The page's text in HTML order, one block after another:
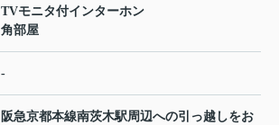
TVモニタ付インターホン
角部屋
-
阪急京都本線南茨木駅周辺への引っ越しをお